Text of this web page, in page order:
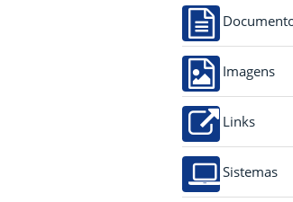
Imagens
Links
Sistemas